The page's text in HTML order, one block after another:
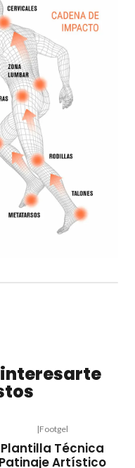
|Footgel
Plantilla Técnica
Patinaje Artístico